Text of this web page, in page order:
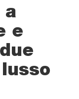
a
e